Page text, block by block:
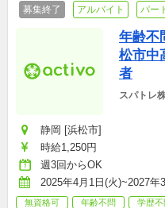
募集終了 アルバイト パー
年齢不
松市中
者
スパトレ
静岡 [浜松市]
時給1,250円
週3回からOK
2025年4月1日(火)~2027年
無資格可 年齢不問 学歴不